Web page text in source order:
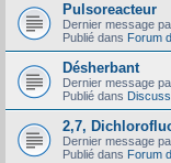
Pulsoreacteur
Dernier message
Publié dans Forum
Désherbant
Dernier message
Publié dans
2,7,
Dernier message
Publié dans Forum